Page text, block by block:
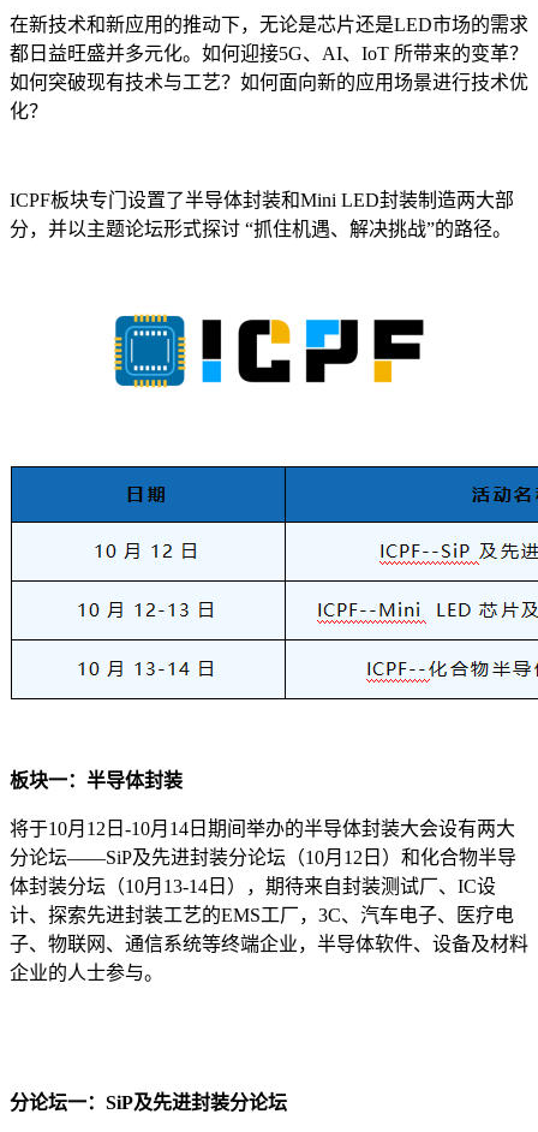
在新技术和新应用的推动下，无论是芯片还是LED市场的需求
都日益旺盛并多元化。如何迎接5G、AI、IoT 所带来的变革？
如何突破现有技术与工艺？如何面向新的应用场景进行技术优
化？
ICPF板块专门设置了半导体封装和Mini LED封装制造两大部
分，并以主题论坛形式探讨 “抓住机遇、解决挑战”的路径。
板块一：半导体封装
将于10月12日-10月14日期间举办的半导体封装大会设有两大
分论坛——SiP及先进封装分论坛（10月12日）和化合物半导
体封装分坛（10月13-14日），期待来自封装测试厂、IC设
计、探索先进封装工艺的EMS工厂，3C、汽车电子、医疗电
子、物联网、通信系统等终端企业，半导体软件、设备及材料
企业的人士参与。
分论坛一：SiP及先进封装分论坛